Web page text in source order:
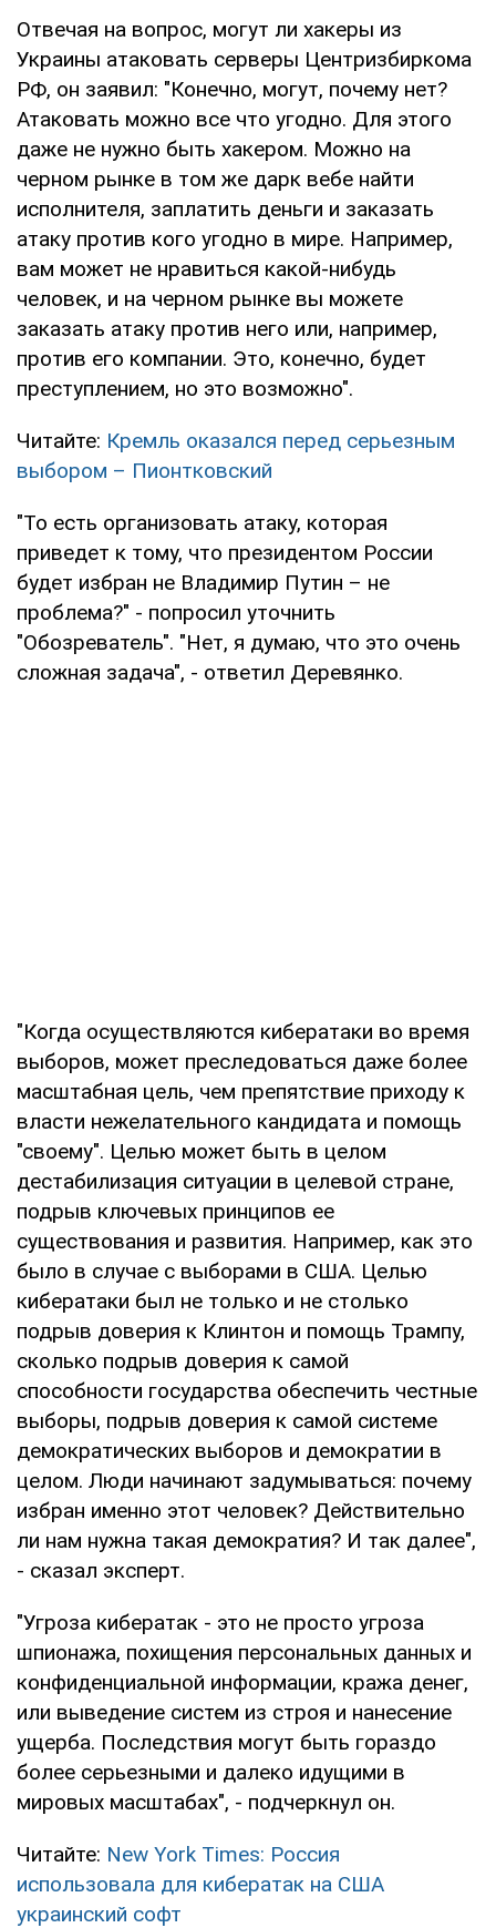
Отвечая на вопрос, могут ли хакеры из
Украины атаковать серверы Центризбиркома
РФ, он заявил: "Конечно, могут, почему нет?
Атаковать можно все что угодно. Для этого
даже не нужно быть хакером. Можно на
черном рынке в том же дарк вебе найти
исполнителя, заплатить деньги и заказать
атаку против кого угодно в мире. Например,
вам может не нравиться какой-нибудь
человек, и на черном рынке вы можете
заказать атаку против него или, например,
против его компании. Это, конечно, будет
преступлением, но это возможно".
Читайте: Кремль оказался перед серьезным
выбором – Пионтковский
"То есть организовать атаку, которая
приведет к тому, что президентом России
будет избран не Владимир Путин – не
проблема?" - попросил уточнить
"Обозреватель". "Нет, я думаю, что это очень
сложная задача", - ответил Деревянко.
"Когда осуществляются кибератаки во время
выборов, может преследоваться даже более
масштабная цель, чем препятствие приходу к
власти нежелательного кандидата и помощь
"своему". Целью может быть в целом
дестабилизация ситуации в целевой стране,
подрыв ключевых принципов ее
существования и развития. Например, как это
было в случае с выборами в США. Целью
кибератаки был не только и не столько
подрыв доверия к Клинтон и помощь Трампу,
сколько подрыв доверия к самой
способности государства обеспечить честные
выборы, подрыв доверия к самой системе
демократических выборов и демократии в
целом. Люди начинают задумываться: почему
избран именно этот человек? Действительно
ли нам нужна такая демократия? И так далее",
- сказал эксперт.
"Угроза кибератак - это не просто угроза
шпионажа, похищения персональных данных и
конфиденциальной информации, кража денег,
или выведение систем из строя и нанесение
ущерба. Последствия могут быть гораздо
более серьезными и далеко идущими в
мировых масштабах", - подчеркнул он.
Читайте: New York Times: Россия
использовала для кибератак на США
украинский софт